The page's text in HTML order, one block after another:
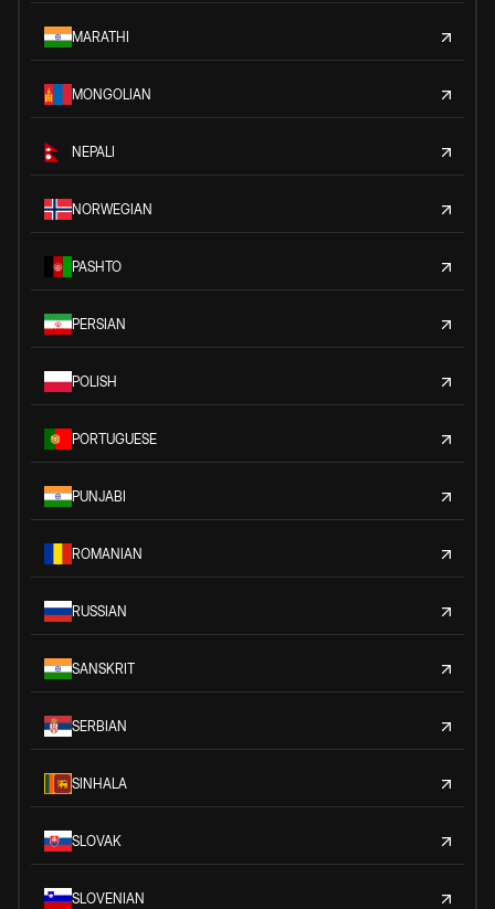
MARATHI
MONGOLIAN
NEPALI
NORWEGIAN
PASHTO
PERSIAN
POLISH
PORTUGUESE
PUNJABI
ROMANIAN
RUSSIAN
SANSKRIT
SERBIAN
SINHALA
SLOVAK
SLOVENIAN